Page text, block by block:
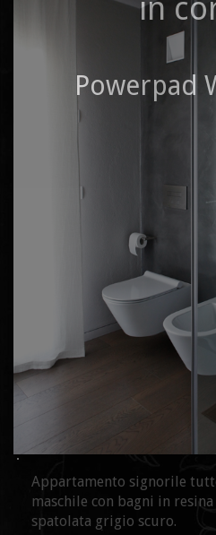
Appartamento signorile
maschile con bagni in resina
spatolata grigio scuro.
in
Powerpad